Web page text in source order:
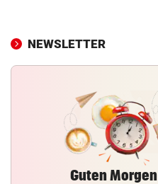
NEWSLETTER
Guten Morgen